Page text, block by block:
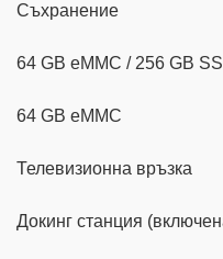
Съхранение
64 GB eMMC / 256 GB
64 GB eMMC
Телевизионна връзка
Докинг станция